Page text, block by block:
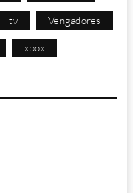
tv Vengadores
xbox